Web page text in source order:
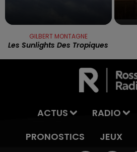
GILBERT MONTAGNE
Les Sunlights Des Tropiques
ACTUS RADIO
PRONOSTICS
JEUX